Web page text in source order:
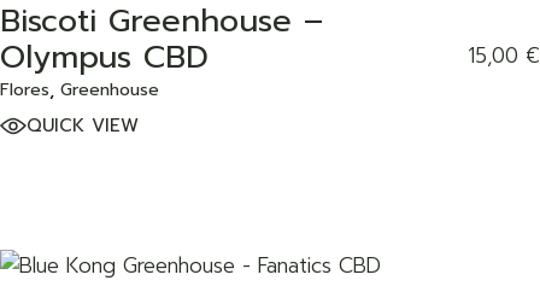
ADD TO WISHLIST
Biscoti Greenhouse –
Olympus CBD
Flores Greenhouse
15,00 €
QUICK VIEW